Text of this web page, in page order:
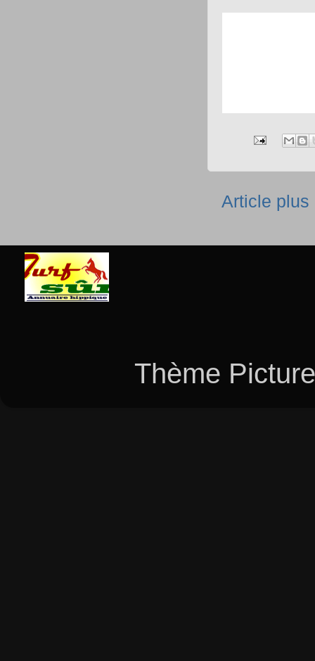
Article plus
Thème